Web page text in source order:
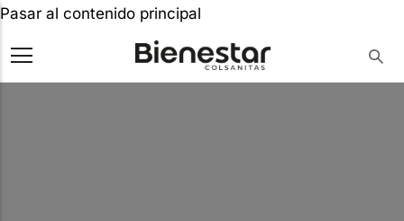
Pasar al contenido principal